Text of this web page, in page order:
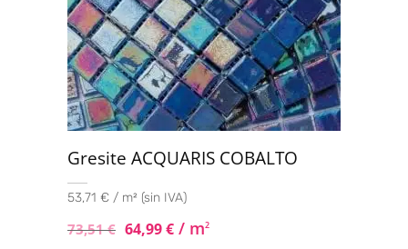
Gresite ACQUARIS COBALTO
53,71 € / m² (sin IVA)
73,51€ 64,99€ / m2